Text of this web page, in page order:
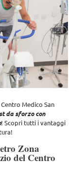
Medico San
da sforzo con
! Scopri tutti i vantaggi
Zona
del Centro